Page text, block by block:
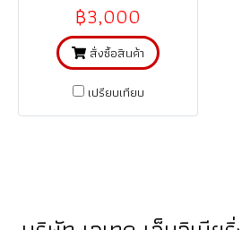
฿3,000
สั่งซื้อสินค้า
เปรียบเทียบ